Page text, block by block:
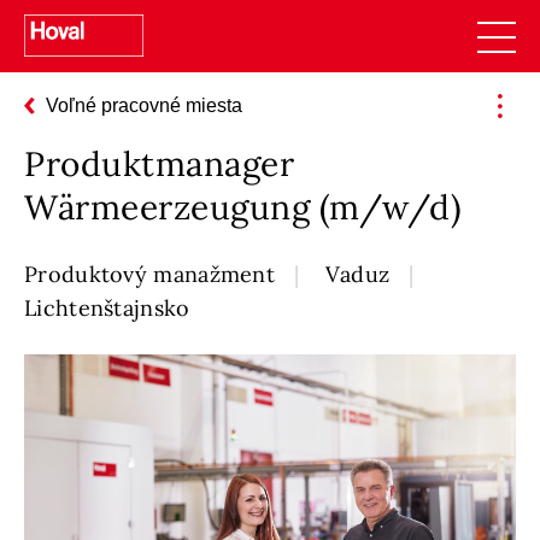
Voľné pracovné miesta
Produktmanager
Wärmeerzeugung (m/w/d)
Produktový manažment
Vaduz
Lichtenštajnsko